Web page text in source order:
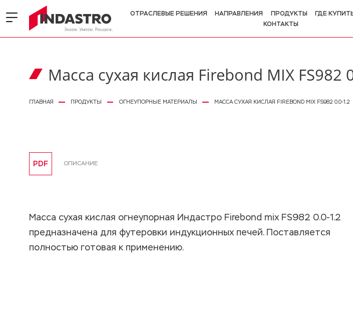
ОТРАСЛЕВЫЕ РЕШЕНИЯ НАПРАВЛЕНИЯ ПРОДУКТЫ ГДЕ
КОНТАКТЫ
Масса сухая кислая Firebond MIX FS982
ГЛАВНАЯ ПРОДУКТЫ ОГНЕУПОРНЫЕ МАТЕРИАЛЫ МАССА СУХАЯ КИСЛАЯ FIREBOND MIX FS982 0.0-1.2
PDF ОПИСАНИЕ
Масса сухая кислая огнеупорная Индастро Firebond mix FS982 0.0-1.2
предназначена для футеровки индукционных печей. Поставляется
полностью готовая к применению.